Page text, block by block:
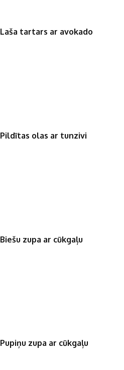
Laša tartars ar avokado
Pildītas olas ar tunzivi
Biešu zupa ar cūkgaļu
Pupiņu zupa ar cūkgaļu